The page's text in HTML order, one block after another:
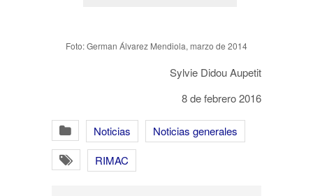
Foto: German Álvarez Mendiola, marzo de 2014
Sylvie Didou Aupetit
8 de febrero 2016
Noticias
Noticias generales
RIMAC